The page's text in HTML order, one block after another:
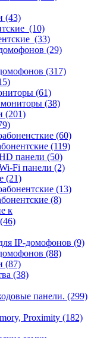
(43)
(10)
(33)
(29)
(317)
(61)
(38)
(201)
(60)
(119)
панели (50)
Fi панели (2)
(21)
(13)
(8)
к
(46)
IP-домофонов (9)
(88)
(87)
(38)
панели. (299)
Proximity (182)